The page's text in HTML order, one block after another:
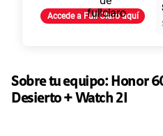
Accede a Full Claro aquí
Sobre tu equipo: Honor
Desierto + Watch 2I